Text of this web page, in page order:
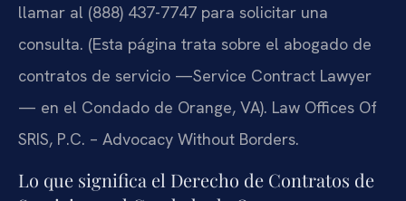
llamar al (888) 437-7747 para solicitar una
consulta. (Esta página trata sobre el abogado de
contratos de servicio —Service Contract Lawyer
— en el Condado de Orange, VA). Law Offices Of
SRIS, P.C. – Advocacy Without Borders.
Lo que significa el Derecho de Contratos de